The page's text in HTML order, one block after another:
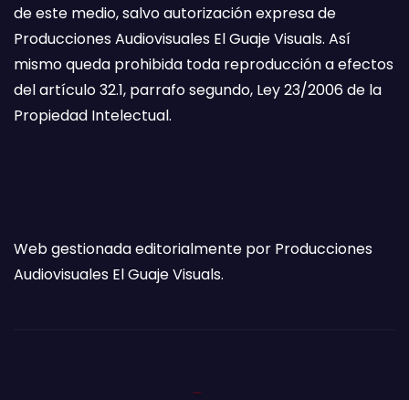
de este medio, salvo autorización expresa de
Producciones Audiovisuales El Guaje Visuals. Así
mismo queda prohibida toda reproducción a efectos
del artículo 32.1, parrafo segundo, Ley 23/2006 de la
Propiedad Intelectual.
Web gestionada editorialmente por Producciones
Audiovisuales El Guaje Visuals.